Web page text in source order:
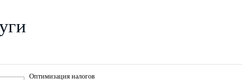
Оптимизация налогов